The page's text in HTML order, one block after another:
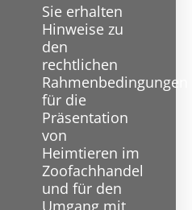
Sie erhalten
Hinweise zu
den
rechtlichen
Rahmenbedingungen
für die
Präsentation
von
Heimtieren im
Zoofachhandel
und für den
Umgang mit